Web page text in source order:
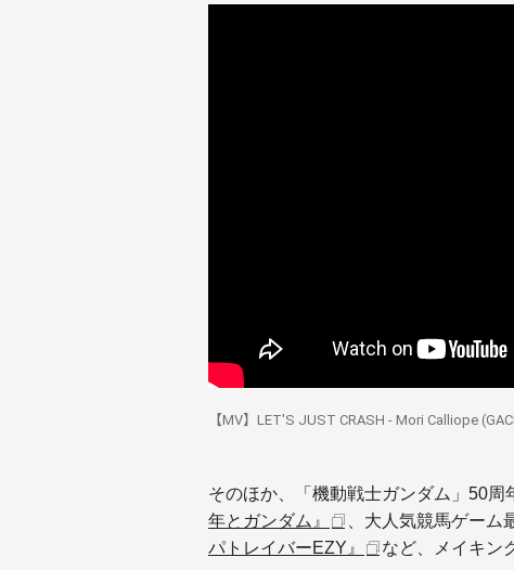
【MV】LET'S JUST CRASH - Mori Calliope
そのほか、「機動戦士ガンダム」50
年とガンダム』
、大人気競馬ゲーム
パトレイバーEZY』
など、メイキン